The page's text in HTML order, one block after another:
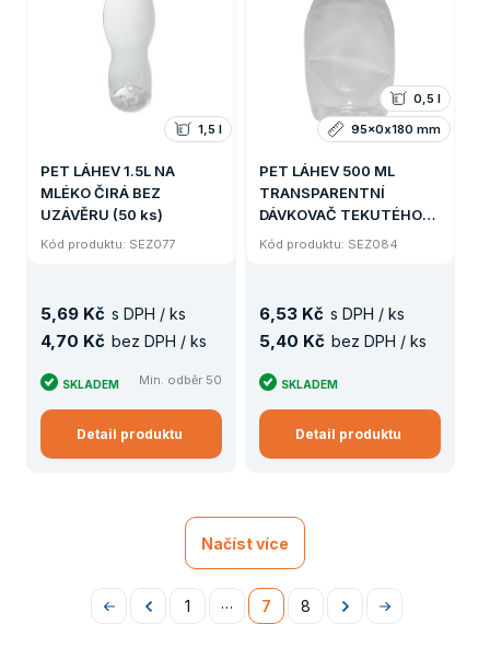
PET LÁHEV 1.5L NA
MLÉKO ČIRÁ BEZ
UZÁVĚRU (50 ks)
Kód produktu: SEZ077
1,5 l
5 69 Kč s DPH / ks
4, 70 Kč bez DPH / ks
SKLADEM Min. odběr 50
Detail produktu
PET LÁHEV 500 ML
TRANSPARENTNÍ
DÁVKOVAČ TEKUTÉHO
MÝDLA 28/410 BEZ
Kód produktu: SEZ084
0,5 l
95x0x180 mm
6 53 Kč s DPH / ks
5 40 Kč bez DPH / ks
SKLADEM
Detail produktu
Načíst více
Na
Předchozí
1 … 7 8
Následující
Na